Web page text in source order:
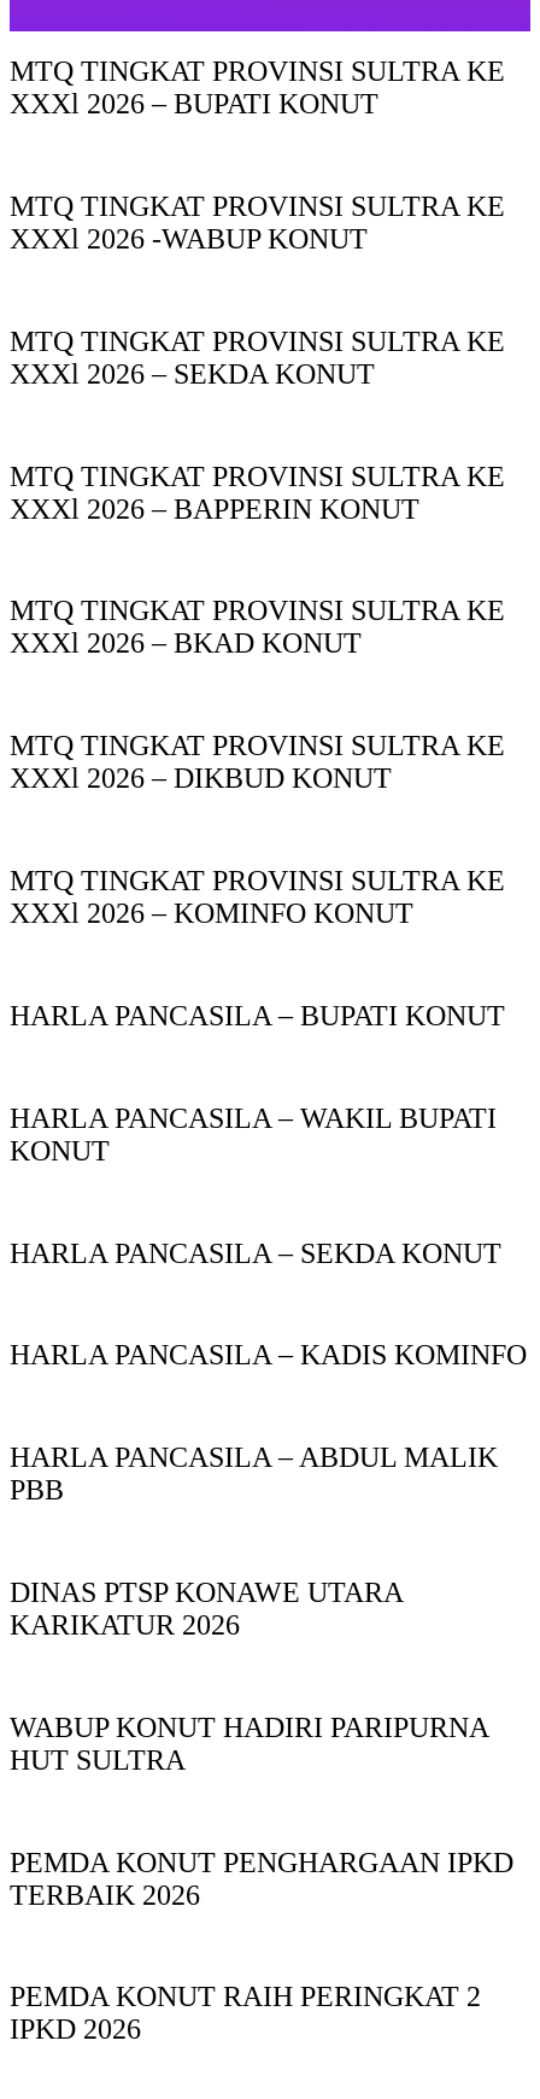
MTQ TINGKAT PROVINSI SULTRA KE
XXXl 2026 – BUPATI KONUT
MTQ TINGKAT PROVINSI SULTRA KE
XXXl 2026 -WABUP KONUT
MTQ TINGKAT PROVINSI SULTRA KE
XXXl 2026 – SEKDA KONUT
MTQ TINGKAT PROVINSI SULTRA KE
XXXl 2026 – BAPPERIN KONUT
MTQ TINGKAT PROVINSI SULTRA KE
XXXl 2026 – BKAD KONUT
MTQ TINGKAT PROVINSI SULTRA KE
XXXl 2026 – DIKBUD KONUT
MTQ TINGKAT PROVINSI SULTRA KE
XXXl 2026 – KOMINFO KONUT
HARLA PANCASILA – BUPATI KONUT
HARLA PANCASILA – WAKIL BUPATI
KONUT
HARLA PANCASILA – SEKDA KONUT
HARLA PANCASILA – KADIS KOMINFO
HARLA PANCASILA – ABDUL MALIK
PBB
DINAS PTSP KONAWE UTARA
KARIKATUR 2026
WABUP KONUT HADIRI PARIPURNA
HUT SULTRA
PEMDA KONUT PENGHARGAAN IPKD
TERBAIK 2026
PEMDA KONUT RAIH PERINGKAT 2
IPKD 2026